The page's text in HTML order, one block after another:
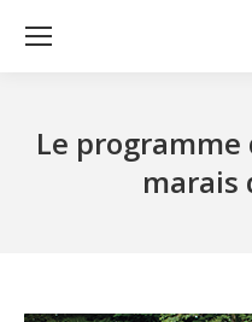
Le programme
marais